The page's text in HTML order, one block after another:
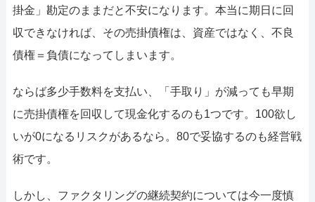
ファクタリングで即日資金調達するための方法
掛金」勘定のままだと不安になります。本当に期日に回
収できなければ、その売掛債権は、資産ではなく、不良
債権＝負債になってしまいます。
ならば多少手数料を支払い、「手取り」が減っても早期
に売掛債権を回収して現金化するのも1つです。100欲し
いが0になるリスクがあるなら。80で妥協するのも経営戦
術です。
しかし、ファクタリングの継続契約については今一度慎